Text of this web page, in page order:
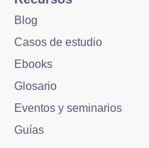
Blog
Casos de estudio
Ebooks
Glosario
Eventos y seminarios
Guías